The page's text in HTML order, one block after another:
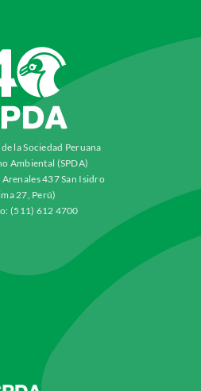
la Sociedad Peruana
Ambiental (SPDA)
437 San Isidro
27, Perú)
(511) 612 4700